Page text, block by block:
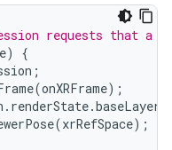
requests that a
)
{
;
(onXRFrame);
. renderState.baseLayer
(xrRefSpace);